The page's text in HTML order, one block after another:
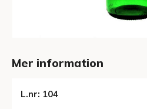
Mer information
L.nr: 104